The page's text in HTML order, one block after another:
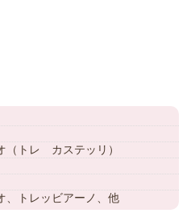
（トレ カステッリ）
、トレッビアーノ、他